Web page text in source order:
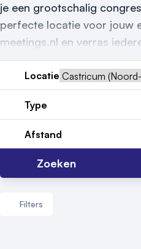
Meld locatie aan
Nieuws
Reviews (5⭐️)
Contact
je een grootschalig
perfecte locatie voor jouw
meetings.nl en verras
Locatie
Type
Afstand
Zoeken
Filters